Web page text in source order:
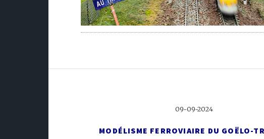
09-09-2024
MODÉLISME FERROVIAIRE DU GOËLO-